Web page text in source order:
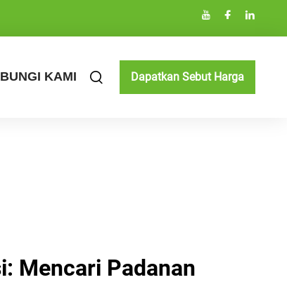
KAMI Dapatkan Sebut Harga
Mencari Padanan